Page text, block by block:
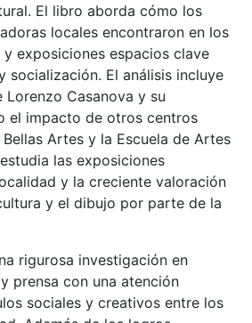
El libro aborda cómo los
locales encontraron en los
exposiciones espacios clave
socialización. El análisis incluye
Casanova y su
el impacto de otros centros
Artes y la Escuela de Artes
las exposiciones
y la creciente valoración
y el dibujo por parte de la
rigurosa investigación en
prensa con una atención
sociales y creativos entre los